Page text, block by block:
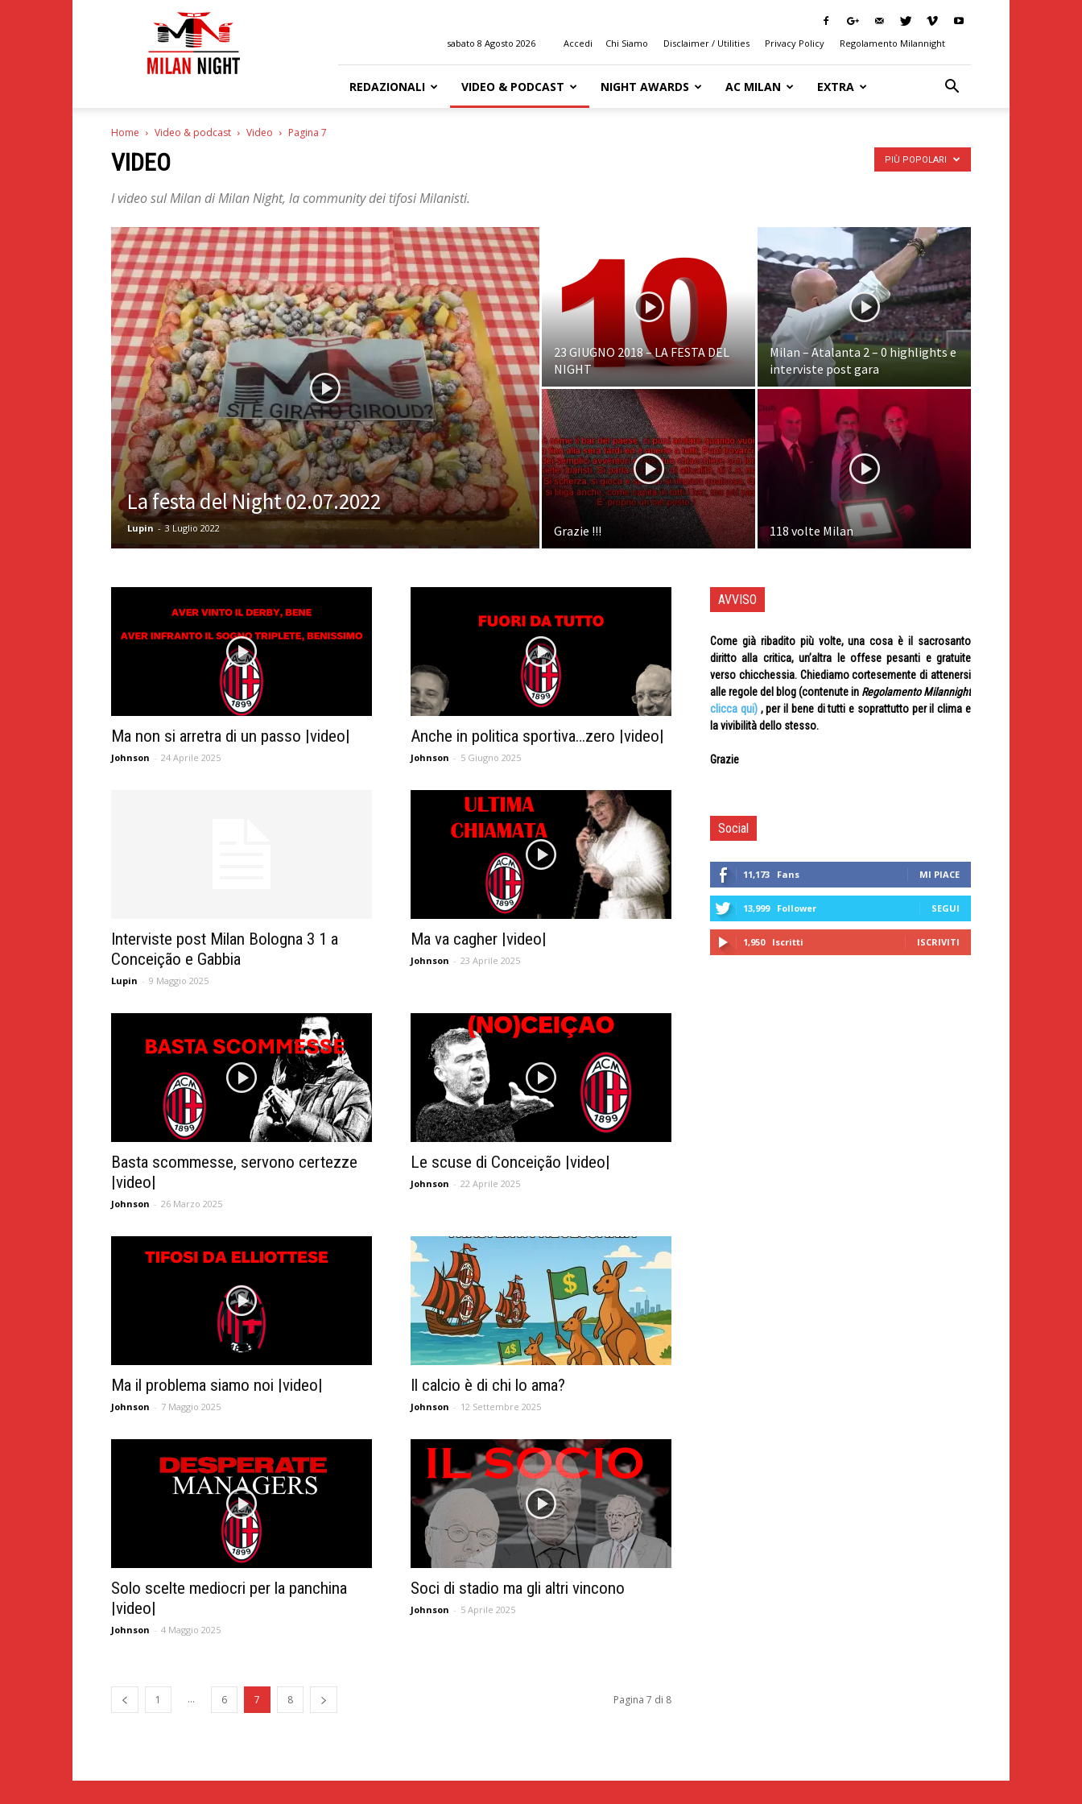
sabato 8 Agosto 2026 Accedi Chi Siamo Disclaimer / Utilities Privacy Policy Regolamento Milannight
REDAZIONALI VIDEO & PODCAST NIGHT AWARDS AC MILAN EXTRA
Home Video & podcast Video Pagina 7
VIDEO
I video sul Milan di Milan Night, la community dei tifosi Milanisti.
PIÙ POPOLARI
La festa del Night 02.07.2022
Lupin - 3 Luglio 2022
23 GIUGNO 2018 – LA FESTA DEL
NIGHT
Milan – Atalanta 2 – 0 highlights e
interviste post gara
Grazie !!! 118 volte Milan
Ma non si arretra di un passo |video|
Johnson - 24 Aprile 2025
Anche in politica sportiva…zero |video|
Johnson - 5 Giugno 2025
Interviste post Milan Bologna 3 1 a
Conceição e Gabbia
Lupin - 9 Maggio 2025
Ma va cagher |video|
Johnson - 23 Aprile 2025
Basta scommesse, servono certezze
|video|
Johnson - 26 Marzo 2025
Le scuse di Conceição |video|
Johnson - 22 Aprile 2025
Ma il problema siamo noi |video|
Johnson - 7 Maggio 2025
Il calcio è di chi lo ama?
Johnson - 12 Settembre 2025
Solo scelte mediocri per la panchina
|video|
Johnson - 4 Maggio 2025
Soci di stadio ma gli altri vincono
Johnson - 5 Aprile 2025
1 ... 6 7 8 Pagina 7 di 8
AVVISO
Come già ribadito più volte, una cosa è il sacrosanto
diritto alla critica, un’altra le offese pesanti e gratuite
verso chicchessia. Chiediamo cortesemente di attenersi
alle regole del blog (contenute in Regolamento Milannight
clicca qui), per il bene di tutti e soprattutto per il clima e
la vivibilità dello stesso.
Grazie
Social
11,173 Fans MI PIACE
13,999 Follower SEGUI
1,950 Iscritti ISCRIVITI